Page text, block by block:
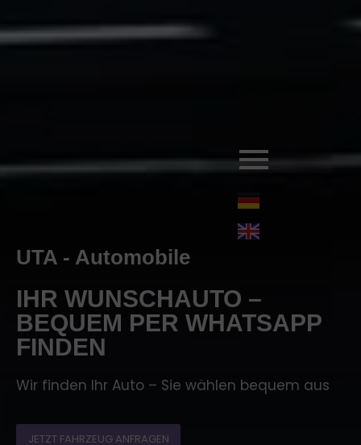
UTA - Automobile
IHR WUNSCHAUTO –
BEQUEM PER WHATSAPP
FINDEN
Wir finden Ihr Auto – Sie wählen bequem aus
JETZT FAHRZEUG ANFRAGEN